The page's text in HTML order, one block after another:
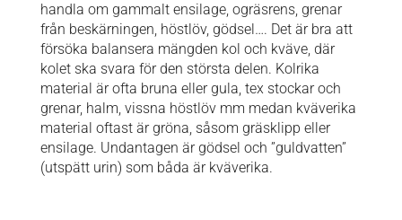
handla om gammalt ensilage, ogräsrens, grenar
från beskärningen, höstlöv, gödsel…. Det är bra att
försöka balansera mängden kol och kväve, där
kolet ska svara för den största delen. Kolrika
material är ofta bruna eller gula, tex stockar och
grenar, halm, vissna höstlöv mm medan kväverika
material oftast är gröna, såsom gräsklipp eller
ensilage. Undantagen är gödsel och ”guldvatten”
(utspätt urin) som båda är kväverika.